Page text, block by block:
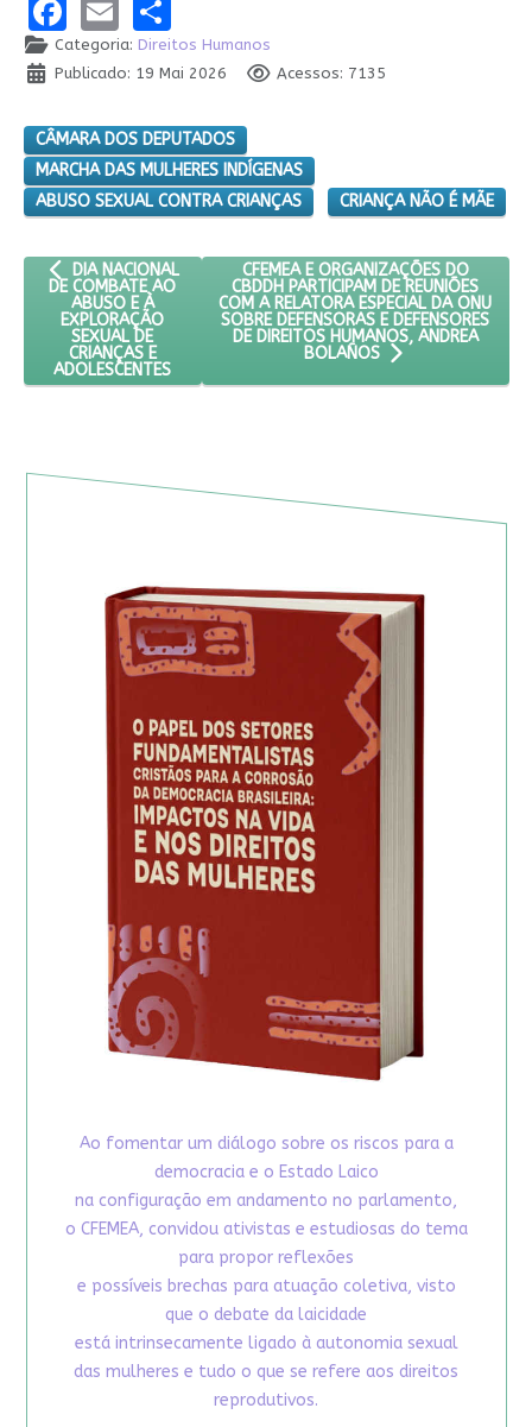
Facebook
Email
Categoria: Direitos Humanos
Publicado: 19 Mai 2026
Acessos: 7135
CÂMARA DOS DEPUTADOS
MARCHA DAS MULHERES INDÍGENAS
ABUSO SEXUAL CONTRA CRIANÇAS
CRIANÇA NÃO É MÃE
ARTIGO ANTERIOR: DIA NACIONAL DE COMBATE AO ABUSO E À
DIA NACIONAL
DE COMBATE AO
ABUSO E À
EXPLORAÇÃO
SEXUAL DE
CRIANÇAS E
ADOLESCENTES
PRÓXIMO ARTIGO: CFEMEA E
CFEMEA E ORGANIZAÇÕES DO
CBDDH PARTICIPAM DE REUNIÕES
COM A RELATORA ESPECIAL DA ONU
SOBRE DEFENSORAS E DEFENSORES
DE DIREITOS HUMANOS, ANDREA
BOLAÑOS
Ao fomentar um diálogo sobre os riscos para a
democracia e o Estado Laico
na configuração em andamento no parlamento,
o CFEMEA, convidou ativistas e estudiosas do tema
para propor reflexões
e possíveis brechas para atuação coletiva, visto
que o debate da laicidade
está intrinsecamente ligado à autonomia sexual
das mulheres e tudo o que se refere aos direitos
reprodutivos.